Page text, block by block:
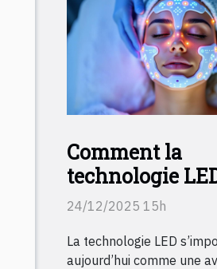
Comment la
technologie
transforme-t-
24/12/2025 15h
La technologie LED
aujourd’hui comme une